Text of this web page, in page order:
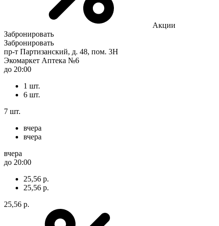
Акции
Забронировать
Забронировать
пр-т Партизанский, д. 48, пом. 3Н
Экомаркет Аптека №6
до 20:00
1 шт.
6 шт.
7 шт.
вчера
вчера
вчера
до 20:00
25,56 р.
25,56 р.
25,56 р.